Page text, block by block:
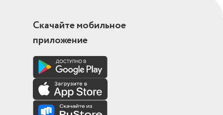
Скачайте мобильное
приложение